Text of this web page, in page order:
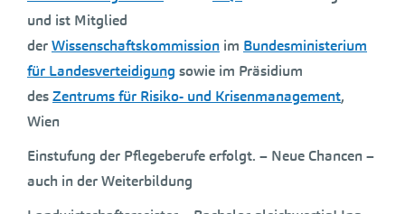
und ist Mitglied
derWissenschaftskommission im Bundesministerium
für Landesverteidigung sowie im Präsidium
desZentrums für Risiko- und Krisenmanagement,
Wien
Einstufung der Pflegeberufe erfolgt. – Neue Chancen –
auch in der Weiterbildung